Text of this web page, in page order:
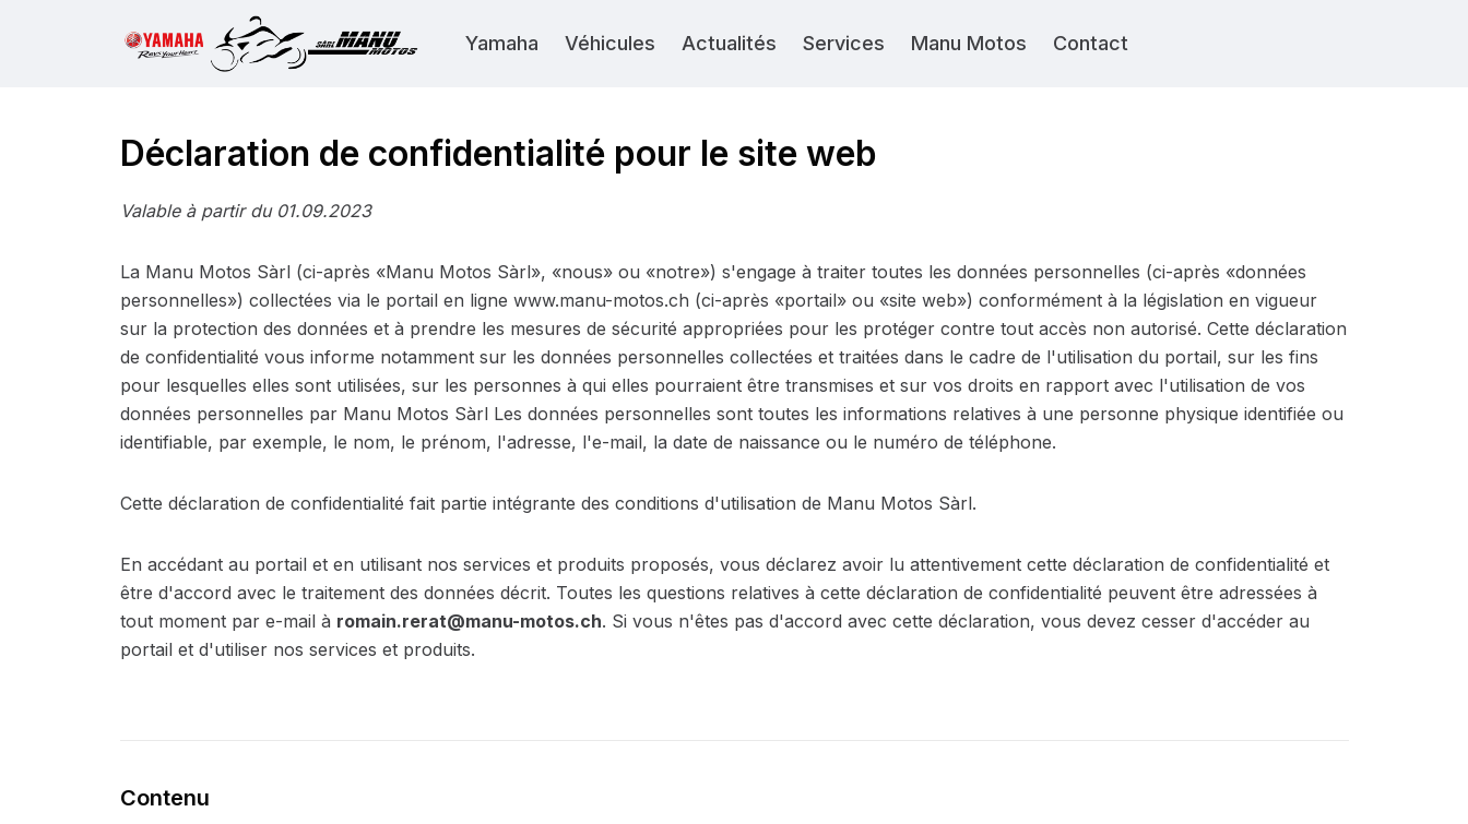
Yamaha Véhicules Actualités Services Manu Motos Contact
Déclaration de confidentialité pour le site web
Valable à partir du 01.09.2023
La Manu Motos Sàrl (ci-après «Manu Motos Sàrl», «nous» ou «notre») s'engage à traiter toutes les données personnelles (ci-après «données
personnelles») collectées via le portail en ligne www.manu-motos.ch (ci-après «portail» ou «site web») conformément à la législation en vigueur
sur la protection des données et à prendre les mesures de sécurité appropriées pour les protéger contre tout accès non autorisé. Cette déclaration
de confidentialité vous informe notamment sur les données personnelles collectées et traitées dans le cadre de l'utilisation du portail, sur les fins
pour lesquelles elles sont utilisées, sur les personnes à qui elles pourraient être transmises et sur vos droits en rapport avec l'utilisation de vos
données personnelles par Manu Motos Sàrl Les données personnelles sont toutes les informations relatives à une personne physique identifiée ou
identifiable, par exemple, le nom, le prénom, l'adresse, l'e-mail, la date de naissance ou le numéro de téléphone.
Cette déclaration de confidentialité fait partie intégrante des conditions d'utilisation de Manu Motos Sàrl.
En accédant au portail et en utilisant nos services et produits proposés, vous déclarez avoir lu attentivement cette déclaration de confidentialité et
être d'accord avec le traitement des données décrit. Toutes les questions relatives à cette déclaration de confidentialité peuvent être adressées à
tout moment par e-mail à romain.rerat@manu-motos.ch. Si vous n'êtes pas d'accord avec cette déclaration, vous devez cesser d'accéder au
portail et d'utiliser nos services et produits.
Contenu